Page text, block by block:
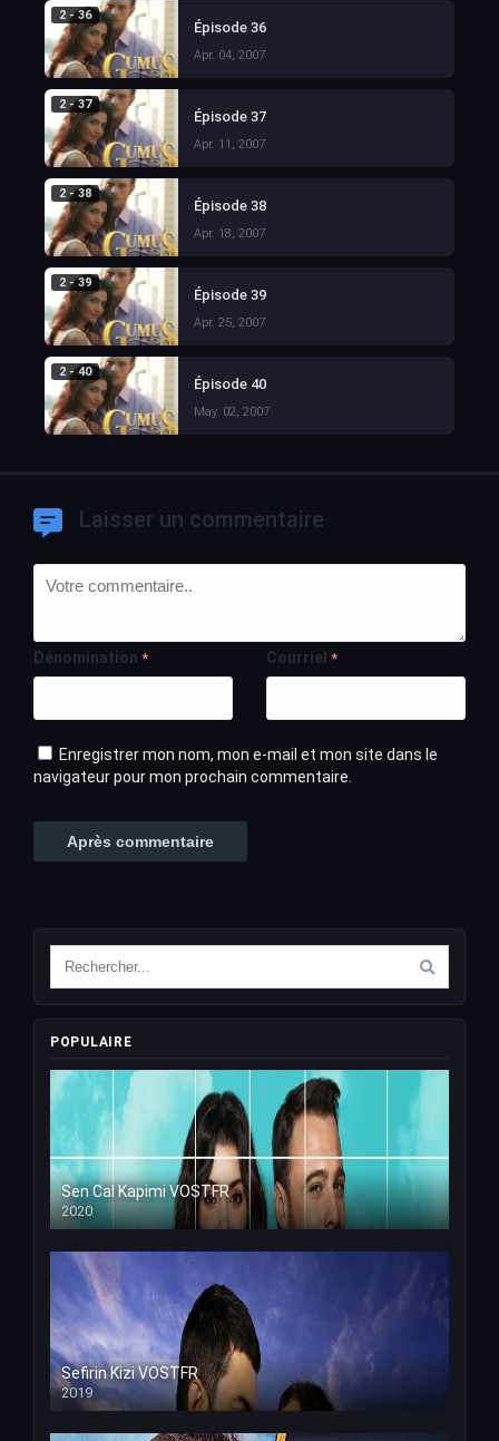
2 - 36
Épisode 36
Apr. 04, 2007
2 - 37
Épisode 37
Apr. 11, 2007
2 - 38
Épisode 38
Apr. 18, 2007
2 - 39
Épisode 39
Apr. 25, 2007
2 - 40
Épisode 40
May. 02, 2007
Laisser un commentaire
Dénomination * Courriel *
Enregistrer mon nom, mon e-mail et mon site dans le
navigateur pour mon prochain commentaire.
POPULAIRE
Sen Cal Kapimi VOSTFR
2020
Sefirin Kizi VOSTFR
2019